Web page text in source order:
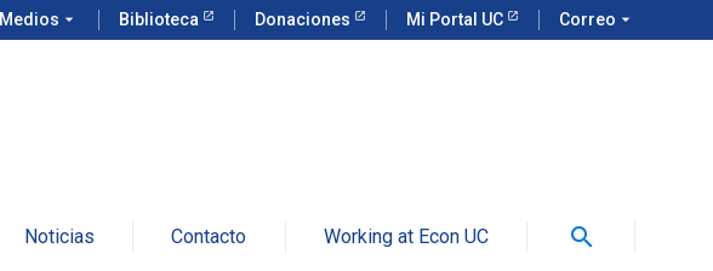
Medios arrow_drop_down Biblioteca Donaciones Mi Portal UC Correo arrow_drop_down
Noticias Contacto Working at Econ UC search